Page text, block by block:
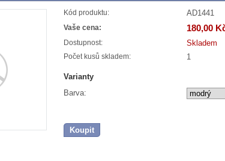
Kód produktu: AD1441
Vaše cena: 180,00
Dostupnost: Skladem
Počet kusů skladem: 1
Varianty
Barva:
Koupit